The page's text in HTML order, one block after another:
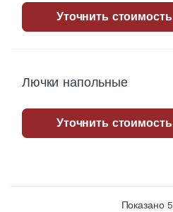
Уточнить стоимость
Лючки напольные
Уточнить стоимость
Показано5